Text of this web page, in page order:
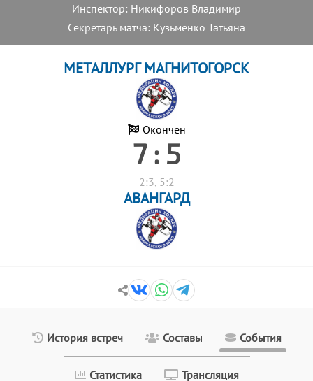
Инспектор: Никифоров Владимир
Секретарь матча: Кузьменко Татьяна
МЕТАЛЛУРГ МАГНИТОГОРСК
Окончен
7 : 5
2:3, 5:2
АВАНГАРД
История встреч Составы События
Статистика Трансляция